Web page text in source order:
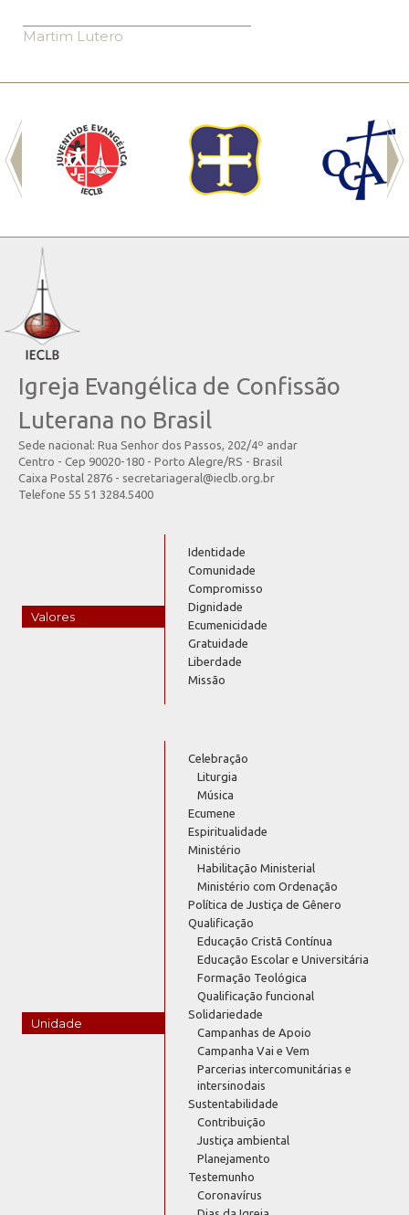
Martim Lutero
Igreja Evangélica de Confissão
Luterana no Brasil
Sede nacional: Rua Senhor dos Passos, 202/4º andar
Centro - Cep 90020-180 - Porto Alegre/RS - Brasil
Caixa Postal 2876 - secretariageral@ieclb.org.br
Telefone 55 51 3284.5400
Valores
Identidade
Comunidade
Compromisso
Dignidade
Ecumenicidade
Gratuidade
Liberdade
Missão
Unidade
Celebração
Liturgia
Música
Ecumene
Espiritualidade
Ministério
Habilitação Ministerial
Ministério com Ordenação
Política de Justiça de Gênero
Qualificação
Educação Cristã Contínua
Educação Escolar e Universitária
Formação Teológica
Qualificação funcional
Solidariedade
Campanhas de Apoio
Campanha Vai e Vem
Parcerias intercomunitárias e
intersinodais
Sustentabilidade
Contribuição
Justiça ambiental
Planejamento
Testemunho
Coronavírus